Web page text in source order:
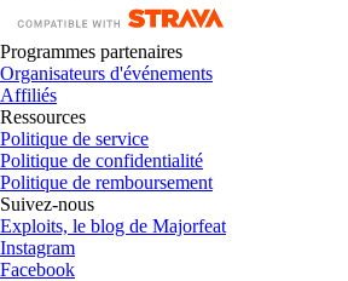
Programmes partenaires
Organisateurs d'événements
Affiliés
Ressources
Politique de service
Politique de confidentialité
Politique de remboursement
Suivez-nous
Exploits, le blog de Majorfeat
Instagram
Facebook